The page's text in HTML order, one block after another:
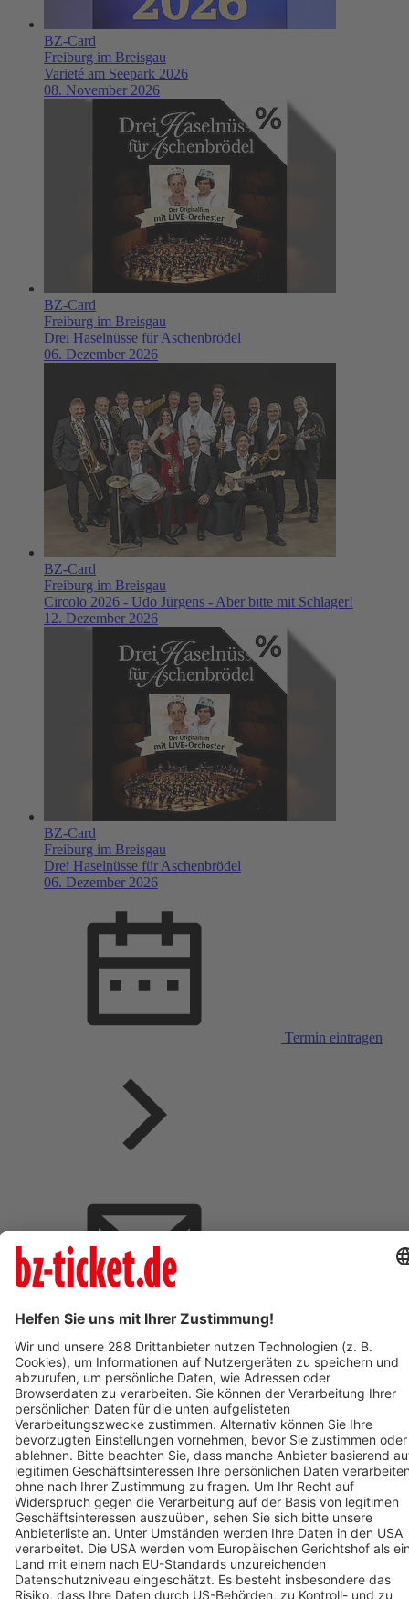
BZ-Card
Freiburg im Breisgau
Varieté am Seepark 2026
08. November 2026
BZ-Card
Freiburg im Breisgau
Drei Haselnüsse für Aschenbrödel
06. Dezember 2026
BZ-Card
Freiburg im Breisgau
Circolo 2026 - Udo Jürgens - Aber bitte mit Schlager!
12. Dezember 2026
BZ-Card
Freiburg im Breisgau
Drei Haselnüsse für Aschenbrödel
06. Dezember 2026
Termin eintragen